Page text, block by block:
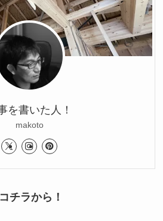
を書いた人！
makoto
チラから！